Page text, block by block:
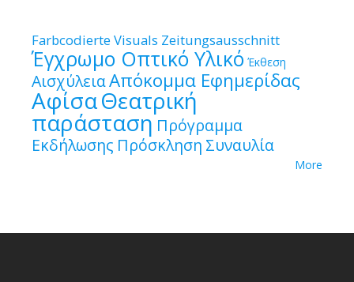
Farbcodierte Visuals Zeitungsausschnitt
Έγχρωμο Οπτικό Υλικό Έκθεση
ΑισχύλειαΑπόκομμα Εφημερίδας
ΑφίσαΘεατρική
παράσταση Πρόγραμμα
Εκδήλωσης Πρόσκληση Συναυλία
More